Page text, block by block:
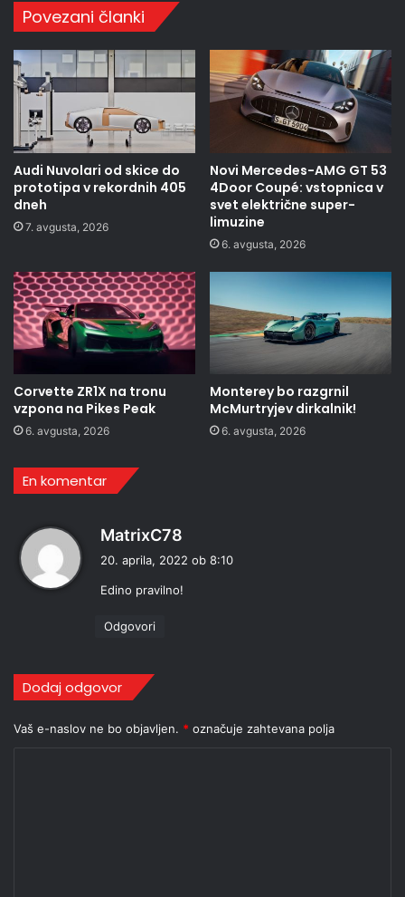
Povezani članki
Audi Nuvolari od skice do
prototipa v rekordnih 405
dneh
7. avgusta, 2026
Novi Mercedes-AMG GT 53
4Door Coupé: vstopnica v
svet električne super-
limuzine
6. avgusta, 2026
Corvette ZR1X na tronu
vzpona na Pikes Peak
6. avgusta, 2026
Monterey bo razgrnil
McMurtryjev dirkalnik!
6. avgusta, 2026
En komentar
MatrixC78
20. aprila, 2022 ob 8:10
Edino pravilno!
Odgovori
Dodaj odgovor
Vaš e-naslov ne bo objavljen. * označuje zahtevana polja